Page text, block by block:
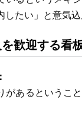
したい」と意気込
を歓迎する
があるというこ